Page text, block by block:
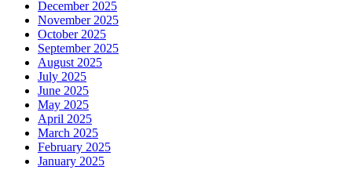
December 2025
November 2025
October 2025
September 2025
August 2025
July 2025
June 2025
May 2025
April 2025
March 2025
February 2025
January 2025